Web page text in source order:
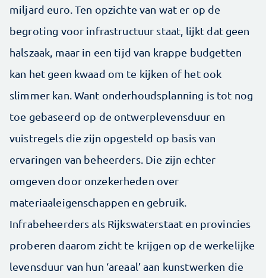
miljard euro. Ten opzichte van wat er op de
begroting voor infrastructuur staat, lijkt dat geen
halszaak, maar in een tijd van krappe budgetten
kan het geen kwaad om te kijken of het ook
slimmer kan. Want onderhoudsplanning is tot nog
toe gebaseerd op de ontwerplevensduur en
vuistregels die zijn opgesteld op basis van
ervaringen van beheerders. Die zijn echter
omgeven door onzekerheden over
materiaaleigenschappen en gebruik.
Infrabeheerders als Rijkswaterstaat en provincies
proberen daarom zicht te krijgen op de werkelijke
levensduur van hun ‘areaal’ aan kunstwerken die